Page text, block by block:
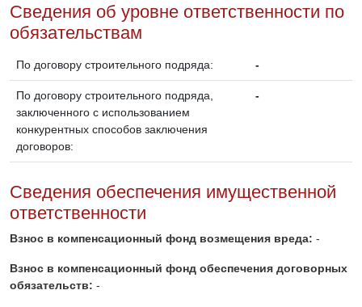
Сведения об уровне ответственности по
обязательствам
По договору строительного подряда: -
По договору строительного подряда,
заключенного с использованием
конкурентных способов заключения
договоров:
-
Сведения обеспечения имущественной
ответственности
Взнос в компенсационный фонд возмещения вреда: -
Взнос в компенсационный фонд обеспечения договорных
обязательств: -